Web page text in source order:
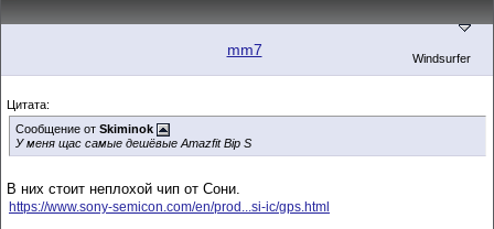
mm7 Windsurfer
Цитата:
Сообщение от Skiminok
У меня щас самые дешёвые Amazfit Bip S
В них стоит неплохой чип от Сони.
https://www.sony-semicon.com/en/prod...si-ic/gps.html